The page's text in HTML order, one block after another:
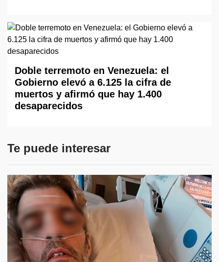
Doble terremoto en Venezuela: el
Gobierno elevó a 6.125 la cifra de
muertos y afirmó que hay 1.400
desaparecidos
Te puede interesar